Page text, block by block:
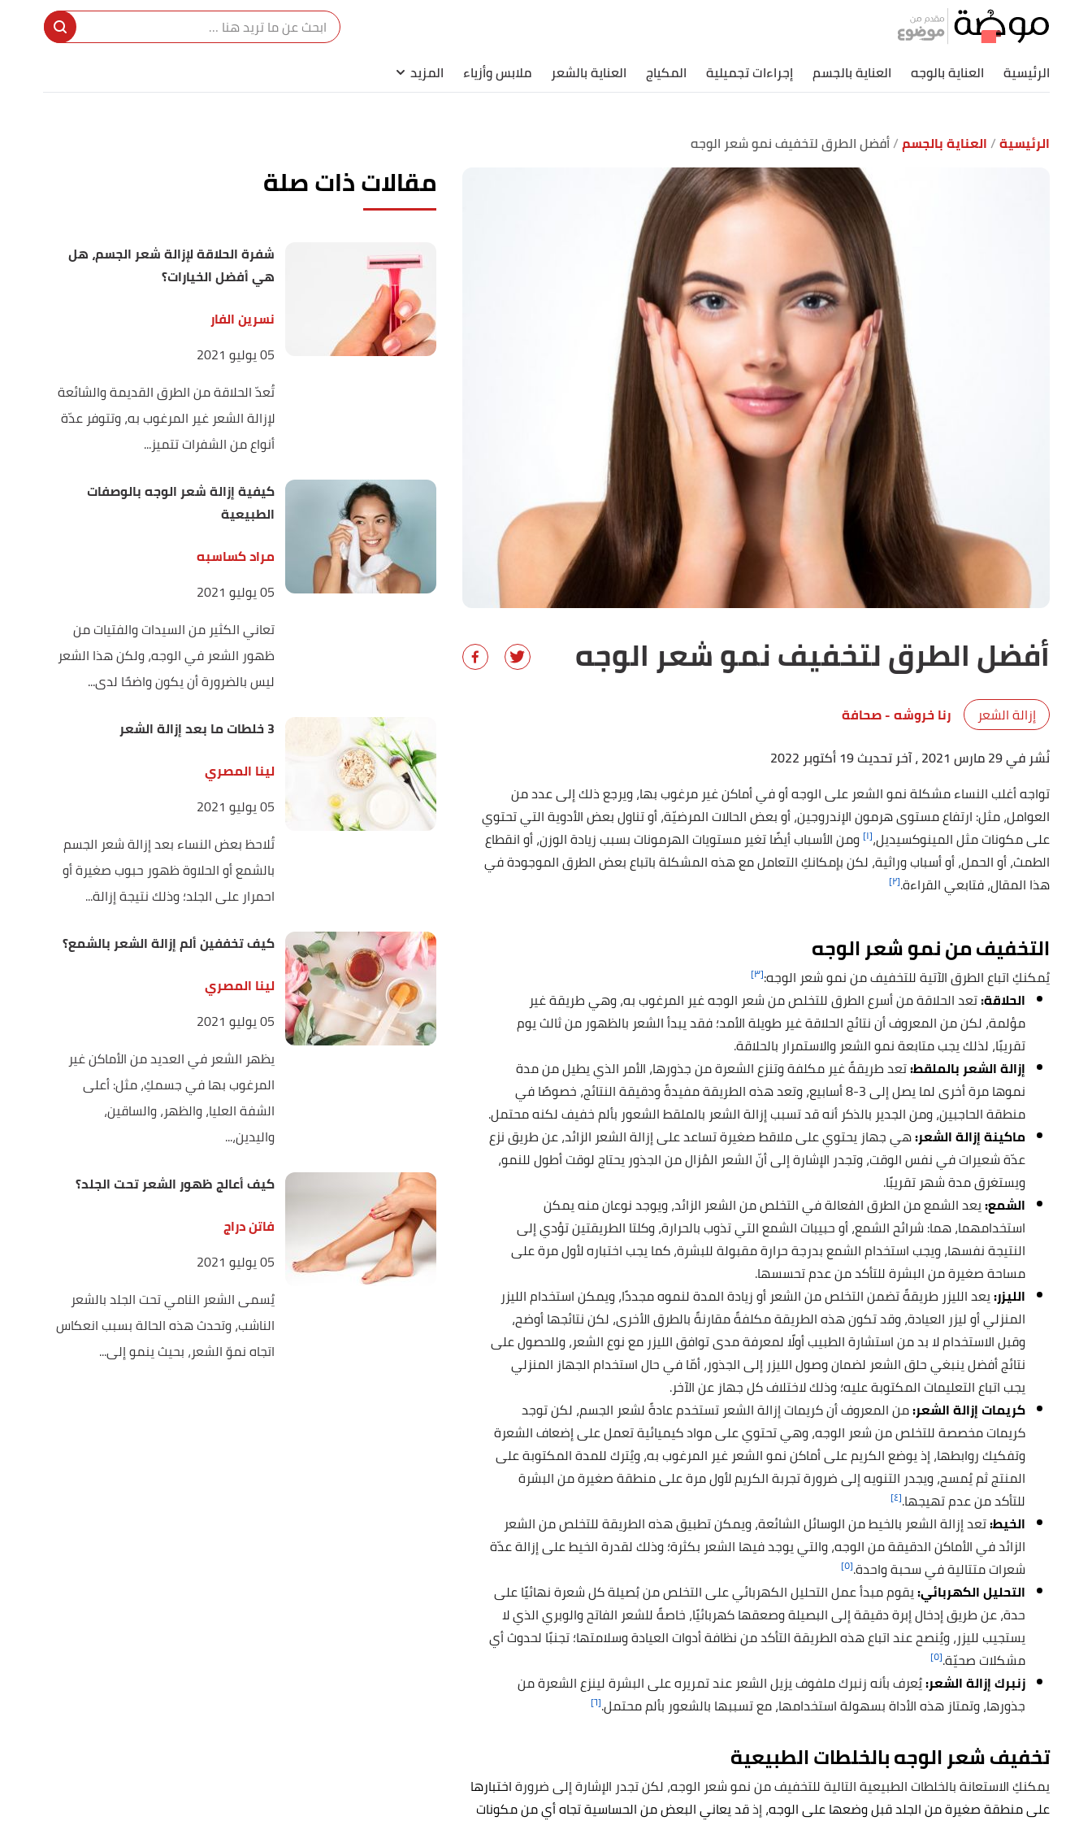
الرئيسية العناية بالوجه العناية بالجسم إجراءات تجميلية المكياج العناية بالشعر ملابس وأزياء المزيد
الرئيسية العناية بالجسم أفضل الطرق لتخفيف نمو شعر الوجه
أفضل الطرق لتخفيف نمو شعر الوجه
إزالة الشعر رنا خروشه- صحافة
نُشر في 29 مارس 2021
، آخر تحديث 19 أكتوبر 2022
تواجه أغلب النساء مشكلة نمو الشعر على الوجه أو في أماكن غير مرغوب بها، ويرجع ذلك إلى عدد من
العوامل، مثل: ارتفاع مستوى هرمون الإندروجين، أو بعض الحالات المرضيّة، أو تناول بعض الأدوية التي تحتوي
على مكونات مثل المينوكسيديل،[١] ومن الأسباب أيضًا تغير مستويات الهرمونات بسبب زيادة الوزن، أو انقطاع
الطمث، أو الحمل، أو أسباب وراثية، لكن بإمكانكِ التعامل مع هذه المشكلة باتباع بعض الطرق الموجودة في
هذا المقال، فتابعي القراءة.[٢]
التخفيف من نمو شعر الوجه
يُمكنكِ اتباع الطرق الآتية للتخفيف من نمو شعر الوجه:[٣]
الحلاقة:تعد الحلاقة من أسرع الطرق للتخلص من شعر الوجه غير المرغوب به، وهي طريقة غير
مؤلمة، لكن من المعروف أن نتائج الحلاقة غير طويلة الأمد؛ فقد يبدأ الشعر بالظهور من ثالث يوم
تقريبًا، لذلك يجب متابعة نمو الشعر والاستمرار بالحلاقة.
إزالة الشعر بالملقط:تعد طريقةً غير مكلفة وتنزع الشعرة من جذورها، الأمر الذي يطيل من مدة
نموها مرة أخرى لما يصل إلى 3-8 أسابيع، وتعد هذه الطريقة مفيدةً ودقيقة النتائج، خصوصًا في
منطقة الحاجبين، ومن الجدير بالذكر أنه قد تسبب إزالة الشعر بالملقط الشعور بألم خفيف لكنه محتمل.
ماكينة إزالة الشعر:هي جهاز يحتوي على ملاقط صغيرة تساعد على إزالة الشعر الزائد، عن طريق نزع
عدّة شعيرات في نفس الوقت، وتجدر الإشارة إلى أنّ الشعر المُزال من الجذور يحتاج لوقت أطول للنمو،
ويستغرق مدة شهر تقريبًا.
الشمع:يعد الشمع من الطرق الفعالة في التخلص من الشعر الزائد، ويوجد نوعان منه يمكن
استخدامهما، هما: شرائح الشمع، أو حبيبات الشمع التي تذوب بالحرارة، وكلتا الطريقتين تؤدي إلى
النتيجة نفسها، ويجب استخدام الشمع بدرجة حرارة مقبولة للبشرة، كما يجب اختباره لأول مرة على
مساحة صغيرة من البشرة للتأكد من عدم تحسسها.
الليزر:يعد الليزر طريقةً تضمن التخلص من الشعر أو زيادة المدة لنموه مجددًا، ويمكن استخدام الليزر
المنزلي أو ليزر العيادة، وقد تكون هذه الطريقة مكلفةً مقارنةً بالطرق الأخرى، لكن نتائجها أوضح،
وقبل الاستخدام لا بد من استشارة الطبيب أولًا لمعرفة مدى توافق الليزر مع نوع الشعر، وللحصول على
نتائج أفضل ينبغي حلق الشعر لضمان وصول الليزر إلى الجذور، أمّا في حال استخدام الجهاز المنزلي
يجب اتباع التعليمات المكتوبة عليه؛ وذلك لاختلاف كل جهاز عن الآخر.
كريمات إزالة الشعر:من المعروف أن كريمات إزالة الشعر تستخدم عادةً لشعر الجسم، لكن توجد
كريمات مخصصة للتخلص من شعر الوجه، وهي تحتوي على مواد كيميائية تعمل على إضعاف الشعرة
وتفكيك روابطها، إذ يوضع الكريم على أماكن نمو الشعر غير المرغوب به، ويُترك للمدة المكتوبة على
المنتج ثم يُمسح، ويجدر التنويه إلى ضرورة تجربة الكريم لأول مرة على منطقة صغيرة من البشرة
للتأكد من عدم تهيجها.[٤]
الخيط:تعد إزالة الشعر بالخيط من الوسائل الشائعة، ويمكن تطبيق هذه الطريقة للتخلص من الشعر
الزائد في الأماكن الدقيقة من الوجه، والتي يوجد فيها الشعر بكثرة؛ وذلك لقدرة الخيط على إزالة عدّة
شعرات متتالية في سحبة واحدة.[٥]
التحليل الكهربائي:يقوم مبدأ عمل التحليل الكهربائي على التخلص من بُصيلة كل شعرة نهائيًا على
حدة، عن طريق إدخال إبرة دقيقة إلى البصيلة وصعقها كهربائيًا، خاصةً للشعر الفاتح والوبري الذي لا
يستجيب لليزر، ويُنصح عند اتباع هذه الطريقة التأكد من نظافة أدوات العيادة وسلامتها؛ تجنبًا لحدوث أي
مشكلات صحيّة.[٥]
زنبرك إزالة الشعر:يُعرف بأنه زنبرك ملفوف يزيل الشعر عند تمريره على البشرة لينزع الشعرة من
جذورها، وتمتاز هذه الأداة بسهولة استخدامها، مع تسببها بالشعور بألم محتمل.[٦]
تخفيف شعر الوجه بالخلطات الطبيعية
يمكنكِ الاستعانة بالخلطات الطبيعية التالية للتخفيف من نمو شعر الوجه، لكن تجدر الإشارة إلى ضرورةاختبارها
على منطقة صغيرة من الجلد قبل وضعها على الوجه،إذقد يعاني البعض من الحساسية تجاه أي من مكونات
مقالات ذات صلة
شفرة الحلاقة لإزالة شعر الجسم، هل
هي أفضل الخيارات؟
نسرين الفار
05 يوليو 2021
تُعدّ الحلاقة من الطرق القديمة والشائعة
لإزالة الشعر غير المرغوب به، وتتوفر عدّة
أنواع من الشفرات تتميز...
كيفية إزالة شعر الوجه بالوصفات
الطبيعية
مراد كساسبه
05 يوليو 2021
تعاني الكثير من السيدات والفتيات من
ظهور الشعر في الوجه، ولكن هذا الشعر
ليس بالضرورة أن يكون واضحًا لدى...
3 خلطات ما بعد إزالة الشعر
لينا المصري
05 يوليو 2021
تُلاحظ بعض النساء بعد إزالة شعر الجسم
بالشمع أو الحلاوة ظهور حبوب صغيرة أو
احمرار على الجلد؛ وذلك نتيجة إزالة...
كيف تخففين ألم إزالة الشعر بالشمع؟
لينا المصري
05 يوليو 2021
يظهر الشعر في العديد من الأماكن غير
المرغوب بها في جسمكِ، مثل: أعلى
الشفة العليا، والظهر، والساقين،
واليدين،...
كيف أعالج ظهور الشعر تحت الجلد؟
فاتن دراج
05 يوليو 2021
يُسمى الشعر النامي تحت الجلد بالشعر
الناشب، وتحدث هذه الحالة بسبب انعكاس
اتجاه نموّ الشعر، بحيث ينمو إلى...